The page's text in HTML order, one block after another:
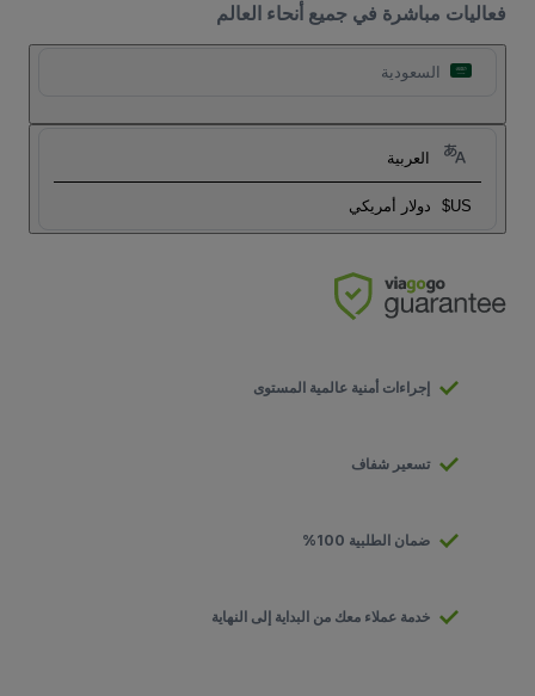
فعاليات مباشرة في جميع أنحاء العالم
السعودية
العربية
US$ دولار أمريكي
إجراءات أمنية عالمية المستوى
تسعير شفاف
ضمان الطلبية 100%
خدمة عملاء معك من البداية إلى النهاية